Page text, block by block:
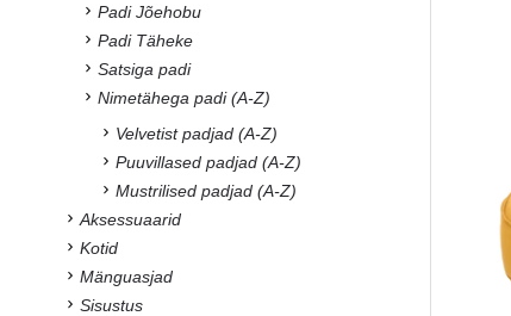
Padi Jõehobu
Padi Täheke
Satsiga padi
Nimetähega padi (A-Z)
Velvetist padjad (A-Z)
Puuvillased padjad (A-Z)
Mustrilised padjad (A-Z)
Aksessuaarid
Kotid
Mänguasjad
Sisustus